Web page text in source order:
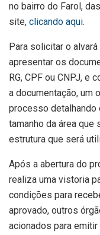
no bairro do Farol,
site, clicando aqui.
Para solicitar o
apresentar os
RG, CPF ou CNPJ, e
a documentação, um
processo detalhando
tamanho da área que
estrutura que será
Após a abertura do
realiza uma vistoria
condições para
aprovado, outros
acionados para